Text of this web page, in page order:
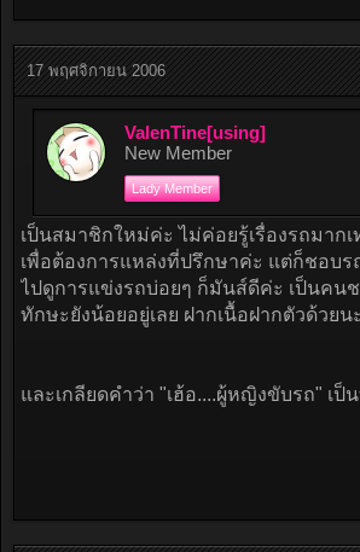
17 พฤศจิกายน 2006
ValenTine[using]
New Member
Lady Member
เป็นสมาชิกใหม่ค่ะ ไม่ค่อยรู้เรื่องรถมากเ
เพื่อต้องการแหล่งที่ปรึกษาค่ะ แต่ก็ชอบ
ไปดูการแข่งรถบ่อยๆ ก็มันส์ดีค่ะ เป็นคน
ทักษะยังน้อยอยู่เลย ฝากเนื้อฝากตัวด้วยน
และเกลียดคำว่า "เฮ้อ....ผู้หญิงขับรถ" เ